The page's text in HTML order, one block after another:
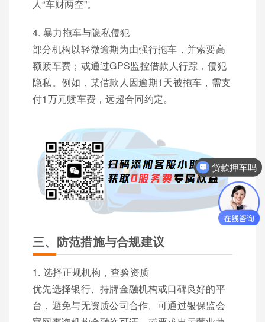
人“车财两空”。
4. 暴力拖车与隐私侵犯
部分机构以轻微逾期为由强行拖车，并索要高
额赎车费；或通过GPS监控借款人行踪，侵犯
隐私。例如，某借款人因逾期1天被拖车，需支
付1万元赎车费，远超合同约定。
三、防范措施与合规建议
1. 选择正规机构，查验资质
优先选择银行、持牌金融机构或口碑良好的平
台，避免与无资质公司合作。可通过银保监会
贷款押车吗